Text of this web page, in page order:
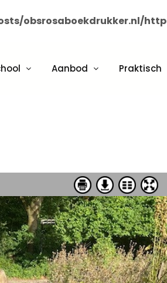
obsrosaboekdrukker.nl/
Aanbod Praktisch